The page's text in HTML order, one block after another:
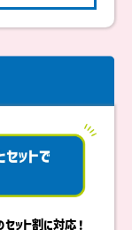
ット割に対応！